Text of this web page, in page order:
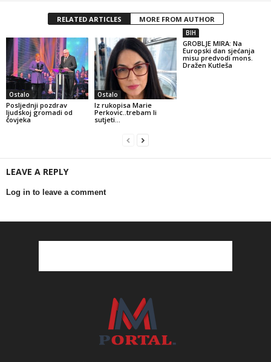
RELATED ARTICLES MORE FROM AUTHOR
Ostalo
Posljednji pozdrav
ljudskoj gromadi od
čovjeka
Ostalo
Iz rukopisa Marie
Perkovic..trebam li
sutjeti…
BIH
GROBLJE MIRA: Na
Europski dan sjećanja
misu predvodi mons.
Dražen Kutleša
LEAVE A REPLY
Log in to leave a comment